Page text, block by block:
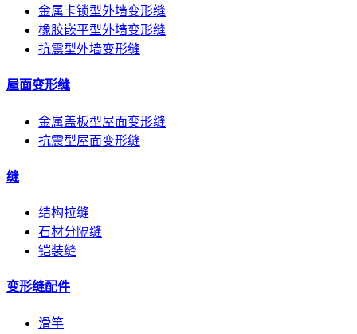
金属卡锁型外墙变形缝
橡胶嵌平型外墙变形缝
抗震型外墙变形缝
屋面变形缝
金属盖板型屋面变形缝
抗震型屋面变形缝
缝
结构拉缝
石材分隔缝
铠装缝
变形缝配件
滑竿